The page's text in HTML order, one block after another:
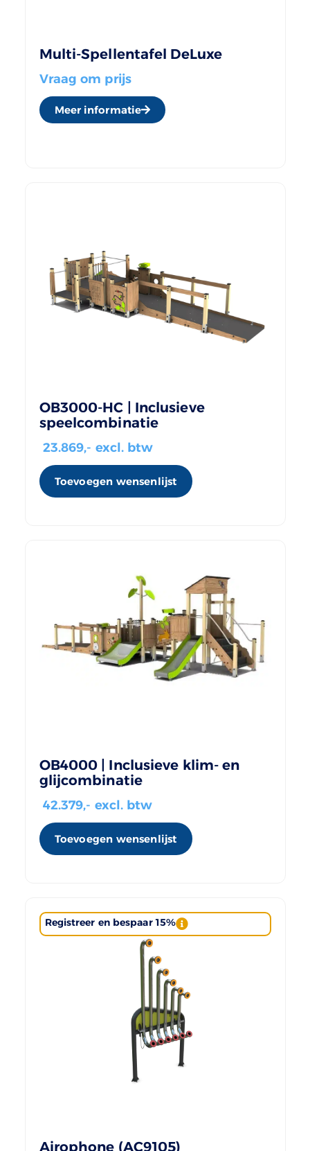
Multi-Spellentafel DeLuxe
Vraag om prijs
Meer informatie
OB3000-HC | Inclusieve
speelcombinatie
23.869,- excl. btw
Toevoegen wensenlijst
OB4000 | Inclusieve klim- en
glijcombinatie
42.379,- excl. btw
Toevoegen wensenlijst
Registreer en bespaar 15%
Airophone (AC9105)